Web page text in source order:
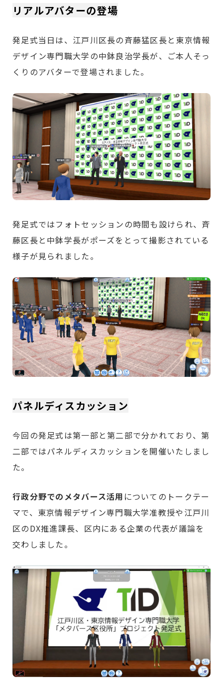
リアルアバターの登場
発足式当日は、江戸川区長の斉藤猛区長と東京情報
デザイン専門職大学の中鉢良治学長が、ご本人そっ
くりのアバターで登場されました。
発足式ではフォトセッションの時間も設けられ、斉
藤区長と中鉢学長がポーズをとって撮影されている
様子が見られました。
パネルディスカッション
今回の発足式は第一部と第二部で分かれており、第
二部ではパネルディスカッションを開催いたしまし
た。
行政分野でのメタバース活用 についてのトークテー
マで、東京情報デザイン専門職大学准教授や江戸川
区のDX推進課長、区内にある企業の代表が議論を
交わしました。